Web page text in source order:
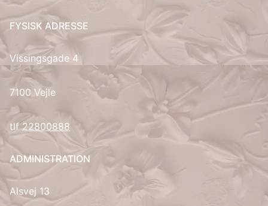
RU
ES
FYSISK ADRESSE
Vissingsgade 4
7100 Vejle
tlf22800888
ADMINISTRATION
Alsvej 13